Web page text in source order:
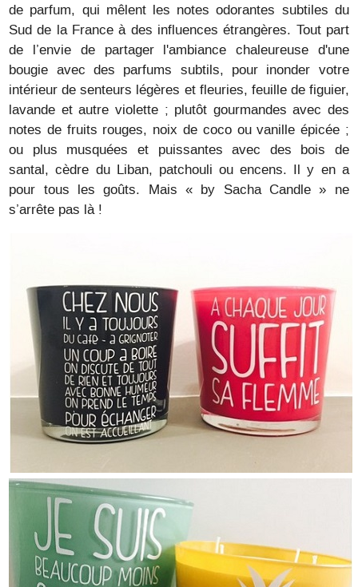
de parfum, qui mêlent les notes odorantes subtiles du
Sud de la France à des influences étrangères. Tout part
de l’envie de partager l'ambiance chaleureuse d'une
bougie avec des parfums subtils, pour inonder votre
intérieur de senteurs légères et fleuries, feuille de figuier,
lavande et autre violette ; plutôt gourmandes avec des
notes de fruits rouges, noix de coco ou vanille épicée ;
ou plus musquées et puissantes avec des bois de
santal, cèdre du Liban, patchouli ou encens. Il y en a
pour tous les goûts. Mais « by Sacha Candle » ne
s’arrête pas là !